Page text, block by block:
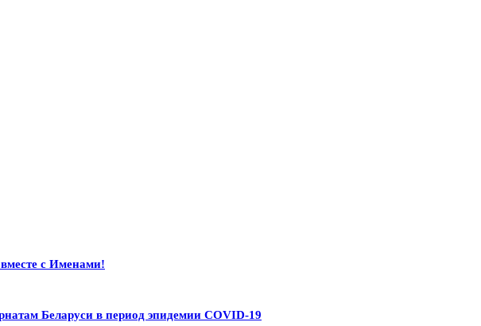
с Именами!
Беларуси в период эпидемии COVID-19